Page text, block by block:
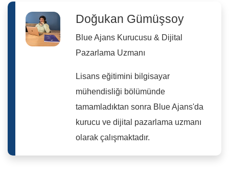
Doğukan Gümüşsoy
Blue Ajans Kurucusu & Dijital
Pazarlama Uzmanı
Lisans eğitimini bilgisayar
mühendisliği bölümünde
tamamladıktan sonra Blue Ajans'da
kurucu ve dijital pazarlama uzmanı
olarak çalışmaktadır.